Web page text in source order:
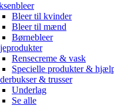
Bleer til kvinder
Bleer til mænd
Børnebleer
Rensecreme & vask
Specielle produkter &
& trusser
Underlag
Se alle